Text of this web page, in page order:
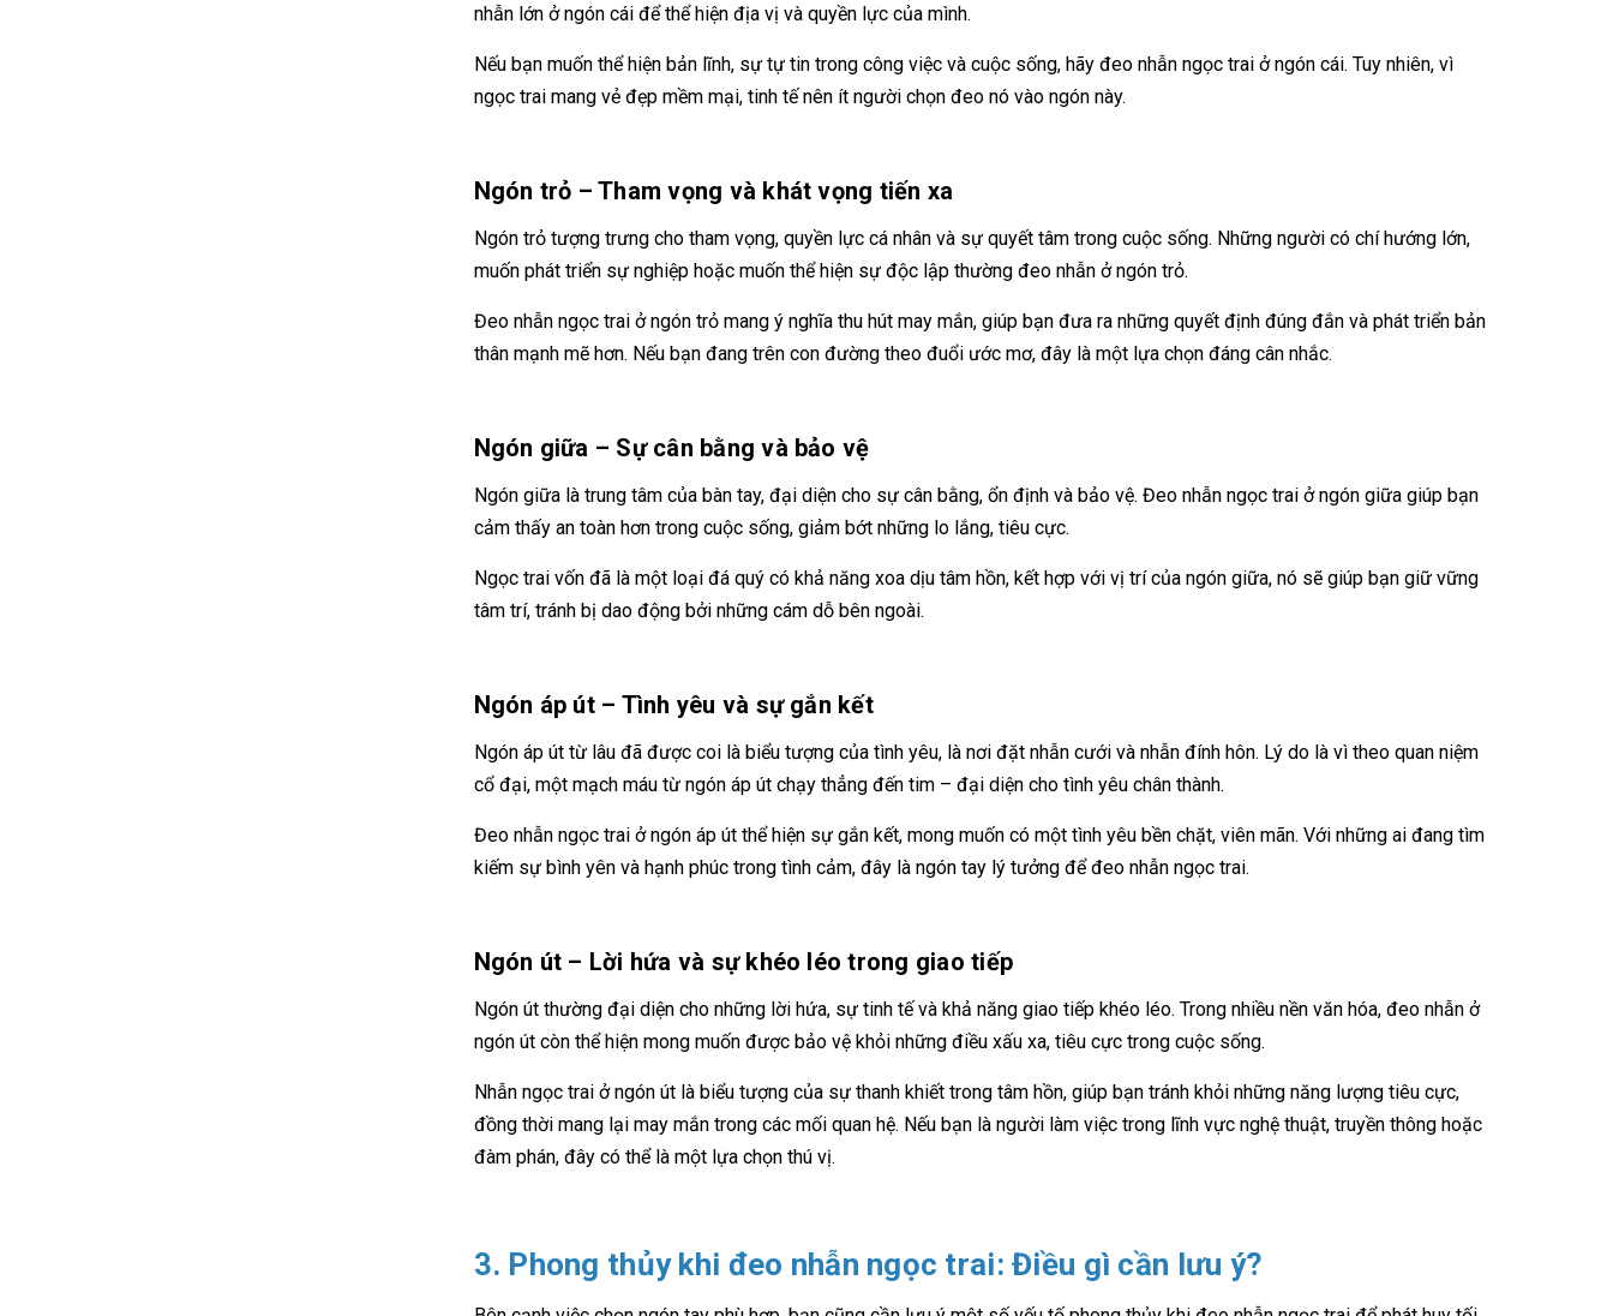
nhẫn lớn ở ngón cái để thể hiện địa vị và quyền lực của mình.
Nếu bạn muốn thể hiện bản lĩnh, sự tự tin trong công việc và cuộc sống, hãy đeo nhẫn ngọc trai ở ngón cái. Tuy nhiên, vì
ngọc trai mang vẻ đẹp mềm mại, tinh tế nên ít người chọn đeo nó vào ngón này.
Ngón trỏ – Tham vọng và khát vọng tiến xa
Ngón trỏ tượng trưng cho tham vọng, quyền lực cá nhân và sự quyết tâm trong cuộc sống. Những người có chí hướng lớn,
muốn phát triển sự nghiệp hoặc muốn thể hiện sự độc lập thường đeo nhẫn ở ngón trỏ.
Đeo nhẫn ngọc trai ở ngón trỏ mang ý nghĩa thu hút may mắn, giúp bạn đưa ra những quyết định đúng đắn và phát triển bản
thân mạnh mẽ hơn. Nếu bạn đang trên con đường theo đuổi ước mơ, đây là một lựa chọn đáng cân nhắc.
Ngón giữa – Sự cân bằng và bảo vệ
Ngón giữa là trung tâm của bàn tay, đại diện cho sự cân bằng, ổn định và bảo vệ. Đeo nhẫn ngọc trai ở ngón giữa giúp bạn
cảm thấy an toàn hơn trong cuộc sống, giảm bớt những lo lắng, tiêu cực.
Ngọc trai vốn đã là một loại đá quý có khả năng xoa dịu tâm hồn, kết hợp với vị trí của ngón giữa, nó sẽ giúp bạn giữ vững
tâm trí, tránh bị dao động bởi những cám dỗ bên ngoài.
Ngón áp út – Tình yêu và sự gắn kết
Ngón áp út từ lâu đã được coi là biểu tượng của tình yêu, là nơi đặt nhẫn cưới và nhẫn đính hôn. Lý do là vì theo quan niệm
cổ đại, một mạch máu từ ngón áp út chạy thẳng đến tim – đại diện cho tình yêu chân thành.
Đeo nhẫn ngọc trai ở ngón áp út thể hiện sự gắn kết, mong muốn có một tình yêu bền chặt, viên mãn. Với những ai đang tìm
kiếm sự bình yên và hạnh phúc trong tình cảm, đây là ngón tay lý tưởng để đeo nhẫn ngọc trai.
Ngón út – Lời hứa và sự khéo léo trong giao tiếp
Ngón út thường đại diện cho những lời hứa, sự tinh tế và khả năng giao tiếp khéo léo. Trong nhiều nền văn hóa, đeo nhẫn ở
ngón út còn thể hiện mong muốn được bảo vệ khỏi những điều xấu xa, tiêu cực trong cuộc sống.
Nhẫn ngọc trai ở ngón út là biểu tượng của sự thanh khiết trong tâm hồn, giúp bạn tránh khỏi những năng lượng tiêu cực,
đồng thời mang lại may mắn trong các mối quan hệ. Nếu bạn là người làm việc trong lĩnh vực nghệ thuật, truyền thông hoặc
đàm phán, đây có thể là một lựa chọn thú vị.
3. Phong thủy khi đeo nhẫn ngọc trai: Điều gì cần lưu ý?